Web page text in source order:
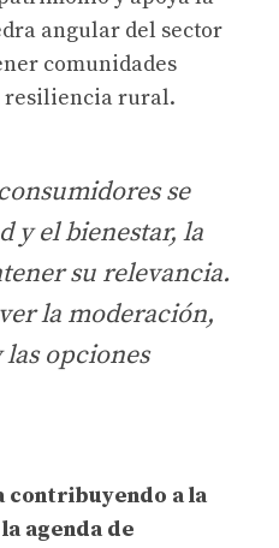
angular del sector
comunidades
resiliencia rural.
se
y el bienestar, la
su relevancia.
la moderación,
opciones
contribuyendo a la
agenda de